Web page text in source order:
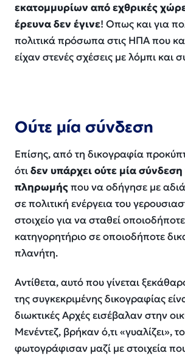
εκατομμυρίων από εχθρικές
έρευνα δεν έγινε! Οπως και για
πολιτικά πρόσωπα στις ΗΠΑ που
είχαν στενές σχέσεις με λόμπι και
Oύτε μία σύνδεση
Επίσης, από τη δικογραφία
ότιδεν υπάρχει ούτε μία
πληρωμήςπου να οδήγησε με
σε πολιτική ενέργεια του
στοιχείο για να σταθεί οποιοδήποτε
κατηγορητήριο σε οποιοδήποτε
πλανήτη.
Αντίθετα, αυτό που γίνεται
της συγκεκριμένης δικογραφίας
διωκτικές Αρχές εισέβαλαν στην
Μενέντεζ, βρήκαν ό,τι «γυαλίζει», το
φωτογράφισαν μαζί με στοιχεία